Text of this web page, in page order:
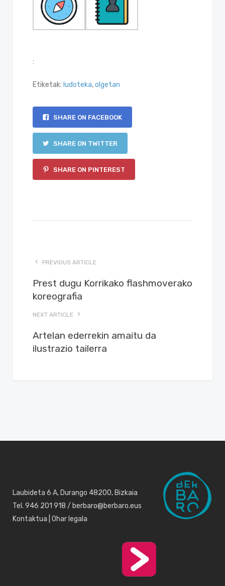
:
Etiketak: ludoteka,olgetan
SHARE ON FACEBOOK
SHARE ON TWITTER
SHARE ON PINTEREST
PREVIOUS ARTICLE
Prest dugu Korrikako flashmoverako
koreografia
NEXT ARTICLE
Artelan ederrekin amaitu da
ilustrazio tailerra
Laubideta 6 A, Durango 48200, Bizkaia
Tel. 946 201 918 / berbaro@berbaro.eus
Kontaktua Ohar legala